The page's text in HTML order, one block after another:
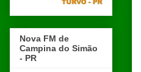
Nova FM de
Campina do Simão
- PR